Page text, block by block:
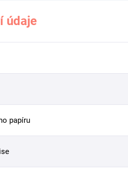
údaje
papíru